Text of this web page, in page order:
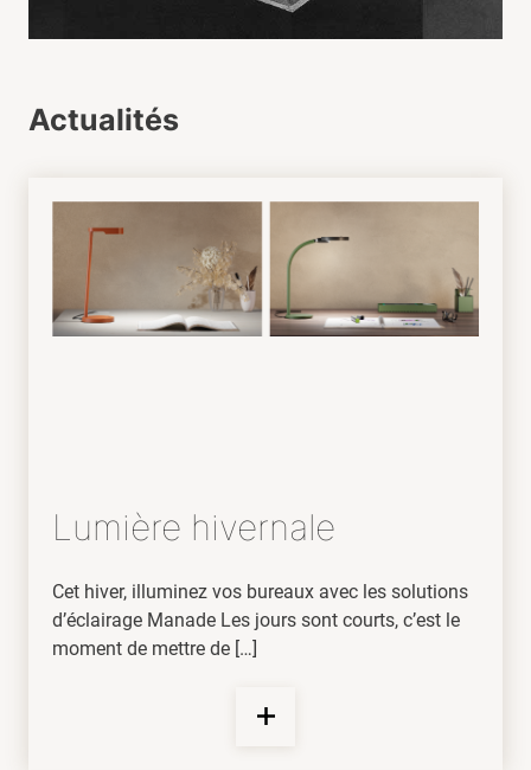
Actualités
Lumière hivernale
Cet hiver, illuminez vos bureaux avec les solutions
d’éclairage Manade Les jours sont courts, c’est le
moment de mettre de […]